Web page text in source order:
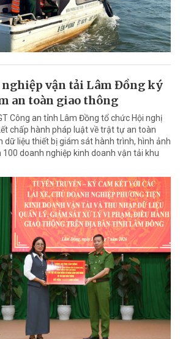
nghiệp vận tải Lâm Đồng ký
an toàn giao thông
Công an tỉnh Lâm Đồng tổ chức Hội nghị
chấp hành pháp luật về trật tự an toàn
dữ liệu thiết bị giám sát hành trình, hình ảnh
doanh nghiệp kinh doanh vận tải khu